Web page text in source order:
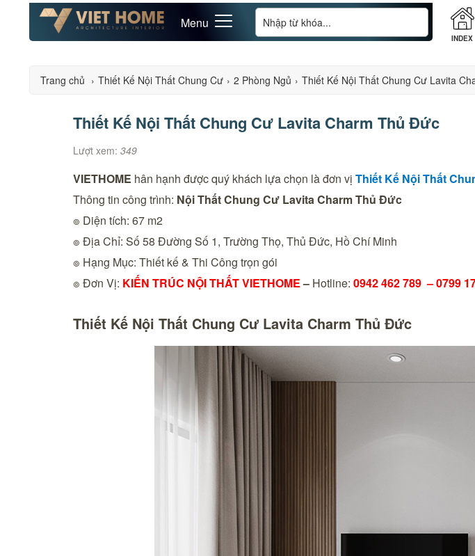
Menu
INDEX
Trang chủ › Thiết Kế Nội Thất Chung Cư › 2 Phòng Ngủ › Thiết Kế Nội Thất Chung Cư Lavita
Thiết Kế Nội Thất Chung Cư Lavita Charm Thủ Đức
Lượt xem: 349
VIETHOME hân hạnh được quý khách lựa chọn là đơn vị Thiết Kế Nội Thất
Thông tin công trình: Nội Thất Chung Cư Lavita Charm Thủ Đức
๏ Diện tích: 67 m2
๏ Địa Chỉ: Số 58 Đường Số 1, Trường Thọ, Thủ Đức, Hồ Chí Minh
๏ Hạng Mục: Thiết kế & Thi Công trọn gói
๏ Đơn Vị: KIẾN TRÚC NỘI THẤT VIETHOME– Hotline: 0942 462 789 –0799
Thiết Kế Nội Thất Chung Cư Lavita Charm Thủ Đức